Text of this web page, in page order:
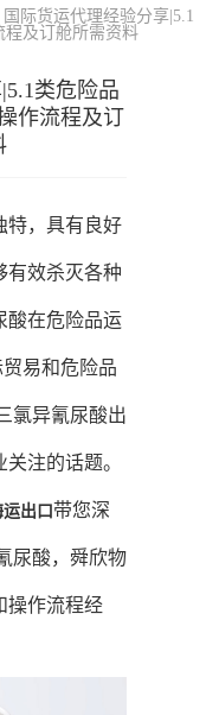
国际货运代理经验分享|5.1
程及订舱所需资料
类危险品
作流程及订
特，具有良好
有效杀灭各种
酸在危险品运
易和危险品
氯异氰尿酸出
注的话题。
出口带您深
尿酸，舜欣物
操作流程经